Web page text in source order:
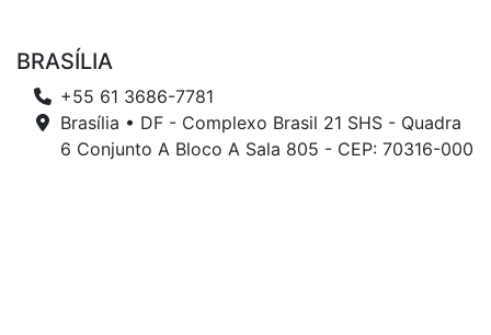
BRASÍLIA
+55 61 3686-7781
Brasília • DF - Complexo Brasil 21 SHS - Quadra
6 Conjunto A Bloco A Sala 805 - CEP: 70316-000